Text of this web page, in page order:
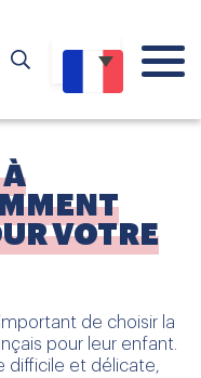
À
VOTRE
de choisir la
pour leur enfant.
difficile et délicate,